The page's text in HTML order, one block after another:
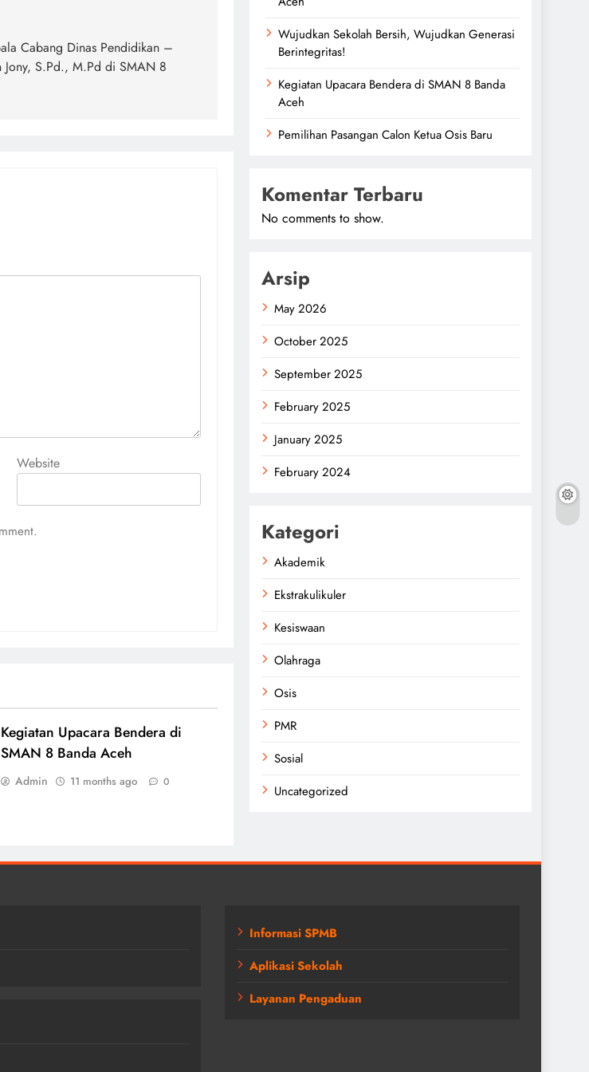
Cabang Dinas Pendidikan –
Jony, S.Pd., M.Pd di SMAN 8
Website
Kegiatan Upacara Bendera di
SMAN 8 Banda Aceh
Admin 11 months ago 0
Wujudkan Sekolah Bersih, Wujudkan Generasi
Berintegritas!
Kegiatan Upacara Bendera di SMAN 8 Banda
Aceh
Pemilihan Pasangan Calon Ketua Osis Baru
Komentar Terbaru
No comments to show.
Arsip
May 2026
October 2025
September 2025
February 2025
January 2025
February 2024
Kategori
Akademik
Ekstrakulikuler
Kesiswaan
Olahraga
Osis
PMR
Sosial
Uncategorized
Informasi SPMB
Aplikasi Sekolah
Layanan Pengaduan